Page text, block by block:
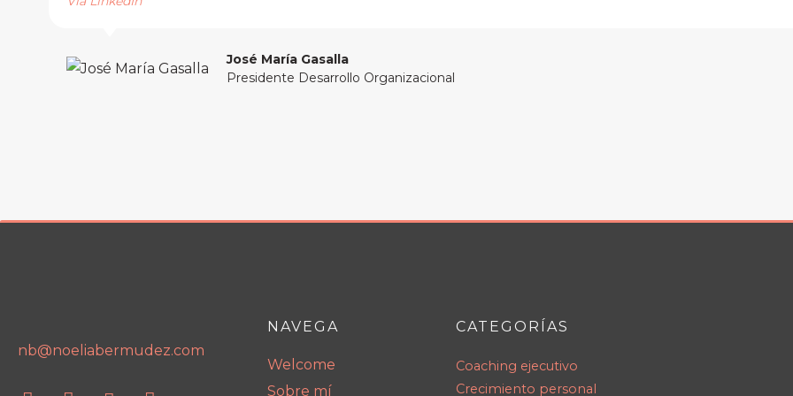
José María Gasalla
Presidente Desarrollo Organizacional
nb@noeliabermudez.com
NAVEGA
Welcome
Sobre mí
CATEGORÍAS
Coaching ejecutivo
Crecimiento personal